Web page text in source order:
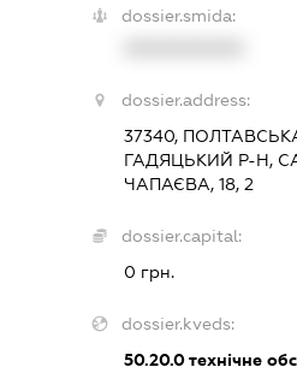
dossier.smida:
dossier.address:
37340,
ГАДЯЦЬКИЙ Р-Н,
ЧАПАЄВА, 18, 2
dossier.capital:
0 грн.
dossier.kveds:
50.20.0технічне